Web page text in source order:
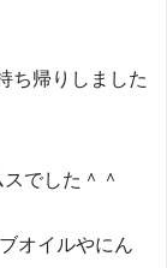
ち帰りしました
でした＾＾
オイルやにん